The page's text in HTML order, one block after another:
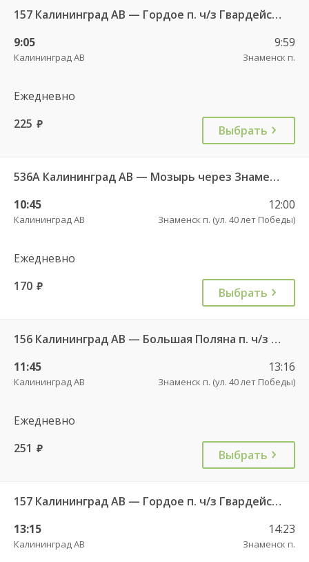
157 Калининград АВ — Гордое п. ч/з Гвардейск КДП, Знаменск п.
9:05
Калининград АВ
9:59
Знаменск п.
Ежедневно
225 руб. Выбрать
536А Калининград АВ — Мозырь через Знаменск
10:45
Калининград АВ
12:00
Знаменск п. (ул. 40 лет Победы)
Ежедневно
170 руб. Выбрать
156 Калининград АВ — Большая Поляна п. ч/з Гвардейск КДП
11:45
Калининград АВ
13:16
Знаменск п. (ул. 40 лет Победы)
Ежедневно
251 руб. Выбрать
157 Калининград АВ — Гордое п. ч/з Гвардейск КДП, Знаменск п.
13:15
Калининград АВ
14:23
Знаменск п.